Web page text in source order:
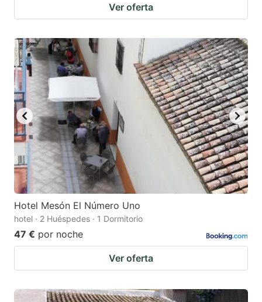
Ver oferta
Hotel Mesón El Número Uno
hotel · 2 Huéspedes · 1 Dormitorio
47 € por noche
Ver oferta